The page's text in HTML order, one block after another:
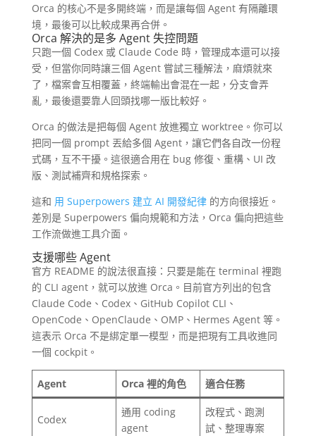
Orca 的核心不是多開終端，而是讓每個 Agent 有隔離環
境，最後可以比較成果再合併。
Orca 解決的是多 Agent 失控問題
只跑一個 Codex 或 Claude Code 時，管理成本還可以接
受，但當你同時讓三個 Agent 嘗試三種解法，麻煩就來
了，檔案會互相覆蓋，終端輸出會混在一起，分支會弄
亂，最後還要靠人回頭找哪一版比較好。
Orca 的做法是把每個 Agent 放進獨立 worktree。你可以
把同一個 prompt 丟給多個 Agent，讓它們各自改一份程
式碼，互不干擾。這很適合用在 bug 修復、重構、UI 改
版、測試補齊和規格探索。
這和 用 Superpowers 建立 AI 開發紀律的方向很接近。
差別是 Superpowers 偏向規範和方法，Orca 偏向把這些
工作流做進工具介面。
支援哪些 Agent
官方 README 的說法很直接：只要是能在 terminal 裡跑
的 CLI agent，就可以放進 Orca。目前官方列出的包含
Claude Code、Codex、GitHub Copilot CLI、
OpenCode、OpenClaude、OMP、Hermes Agent 等。
這表示 Orca 不是綁定單一模型，而是把現有工具收進同
一個 cockpit。
Agent Orca 裡的角色 適合任務
Codex
通用 coding
agent
改程式、跑測
試、整理專案